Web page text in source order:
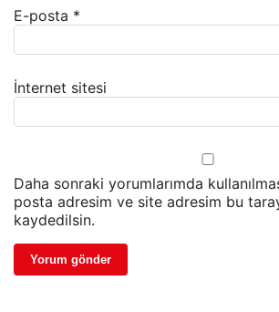
E-posta *
İnternet sitesi
Daha sonraki yorumlarımda
posta adresim ve site adresim bu
kaydedilsin.